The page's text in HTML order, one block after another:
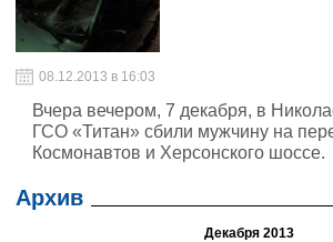
08.12.2013 в 16:03
Вчера вечером, 7 декабря, в
ГСО «Титан» сбили мужчину на
Космонавтов и Херсонского шоссе.
Архив
Декабря 2013